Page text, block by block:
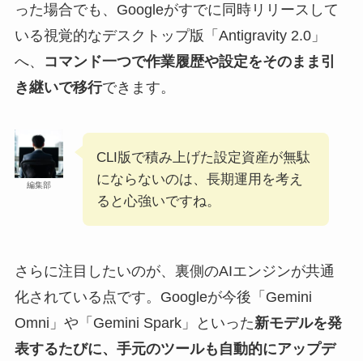
った場合でも、Googleがすでに同時リリースして
いる視覚的なデスクトップ版「Antigravity 2.0」
へ、
コマンド一つで作業履歴や設定をそのまま引
き継いで移行できます。
編集部
CLI版で積み上げた設定資産が無駄
にならないのは、長期運用を考え
ると心強いですね。
さらに注目したいのが、裏側のAIエンジンが共通
化されている点です。Googleが今後「Gemini
Omni」や「Gemini Spark」といった新モデルを発
表するたびに、手元のツールも自動的にアップデ